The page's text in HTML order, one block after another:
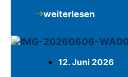
weiterlesen
12. Juni 2026